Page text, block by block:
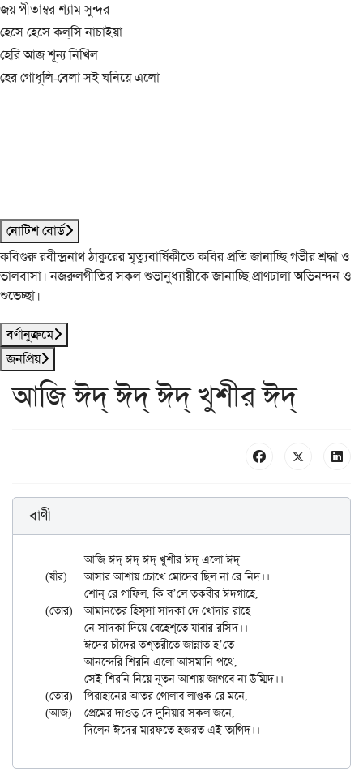
জয় পীতাম্বর শ্যাম সুন্দর
হেসে হেসে কল্‌সি নাচাইয়া
হেরি আজ শূন্য নিখিল
হের গোধূলি-বেলা সই ঘনিয়ে এলো
নোটিশ বোর্ড
কবিগুরু রবীন্দ্রনাথ ঠাকুরের মৃত্যুবার্ষিকীতে কবির প্রতি জানাচ্ছি গভীর শ্রদ্ধা ও
ভালবাসা। নজরুলগীতির সকল শুভানুধ্যায়ীকে জানাচ্ছি প্রাণঢালা অভিনন্দন ও
শুভেচ্ছা।
বর্ণানুক্রমে
জনপ্রিয়
আজি ঈদ্ ঈদ্ ঈদ্ খুশীর ঈদ্
বাণী
	আজি ঈদ্ ঈদ্ ঈদ্ খুশীর ঈদ্ এলো ঈদ্
(যাঁর)	আসার আশায় চোখে মোদের ছিল না রে নিদ।।
(তোর)	আমানতের হিস্‌সা সাদকা দে খোদার রাহে
	ঈদের চাঁদের তশ্‌তরীতে জান্নাত হ’তে
	আনন্দেরি শিরনি এলো আসমানি পথে,
(তোর)	পিরাহানের আতর গোলাব লাগুক রে মনে,
(আজ)	প্রেমের দাওত্ দে দুনিয়ার সকল জনে,